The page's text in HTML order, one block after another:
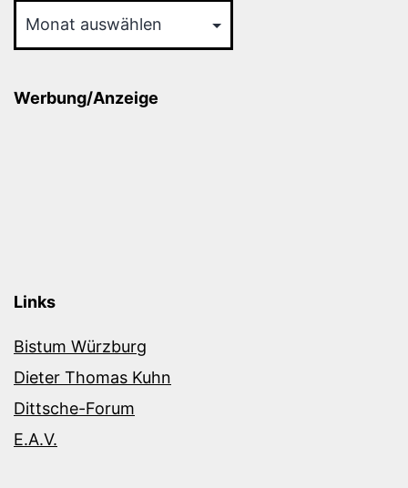
Werbung/Anzeige
Links
Bistum Würzburg
Dieter Thomas Kuhn
Dittsche-Forum
E.A.V.